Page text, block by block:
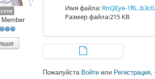
Имя файла: RnQEye-
Размер файла:215 KB
Пожалуйста Войти или Регистрация,